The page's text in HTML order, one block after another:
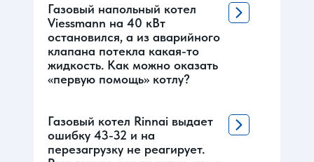
Газовый напольный котел
Viessmann на 40 кВт
остановился, а из аварийного
клапана потекла какая-то
жидкость. Как можно оказать
«первую помощь» котлу?
Газовый котел Rinnai выдает
ошибку 43-32 и на
перезагрузку не реагирует.